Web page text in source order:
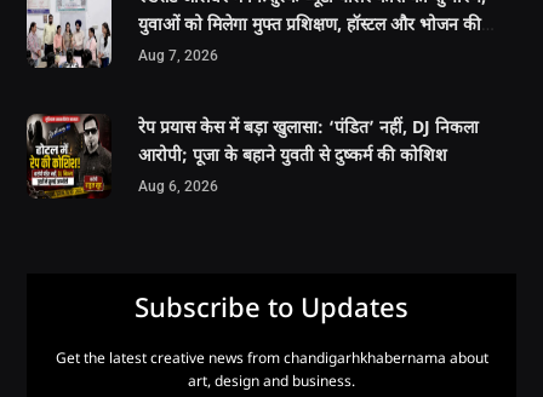
युवाओं को मिलेगा मुफ्त प्रशिक्षण, हॉस्टल और भोजन की
सुविधा
Aug 7, 2026
रेप प्रयास केस में बड़ा खुलासा: ‘पंडित’ नहीं, DJ निकला
आरोपी; पूजा के बहाने युवती से दुष्कर्म की कोशिश
Aug 6, 2026
Subscribe to Updates
Get the latest creative news from chandigarhkhabernama about
art, design and business.